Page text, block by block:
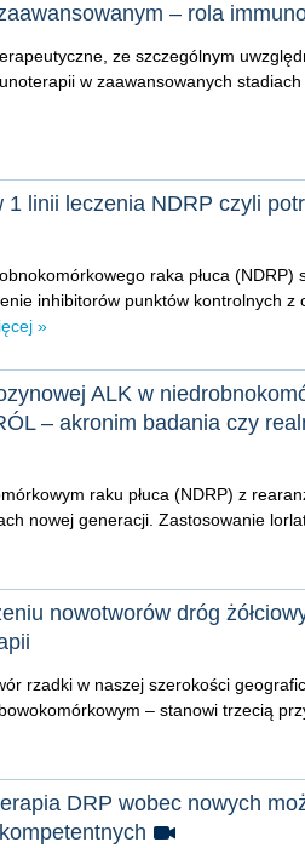
– rola
ze szczególnym
w zaawansowanych stadiach
1 linii leczenia NDRP czyli
raka płuca (NDRP)
inhibitorów punktów kontrolnych z
»
ALK w
– akronim badania czy
raku płuca (NDRP) z
nowej generacji. Zastosowanie
nowotworów dróg
rzadki w naszej szerokości
– stanowi trzecią
DRP wobec nowych